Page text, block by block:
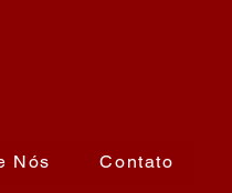
Nós Contato